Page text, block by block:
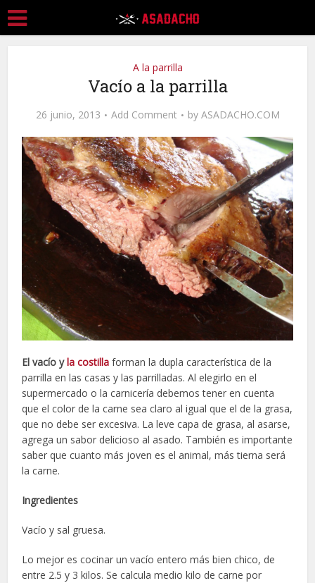
A la parrilla
Vacío a la parrilla
26 junio, 2013 Add Comment by ASADACHO.COM
El vacío y la costilla forman la dupla característica de la
parrilla en las casas y las parrilladas. Al elegirlo en el
supermercado o la carnicería debemos tener en cuenta
que el color de la carne sea claro al igual que el de la grasa,
que no debe ser excesiva. La leve capa de grasa, al asarse,
agrega un sabor delicioso al asado. También es importante
saber que cuanto más joven es el animal, más tierna será
la carne.
Ingredientes
Vacío y sal gruesa.
Lo mejor es cocinar un vacío entero más bien chico, de
entre 2.5 y 3 kilos. Se calcula medio kilo de carne por